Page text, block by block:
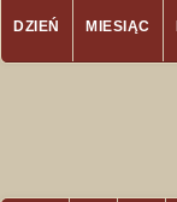
DZIEŃ MIESIĄC